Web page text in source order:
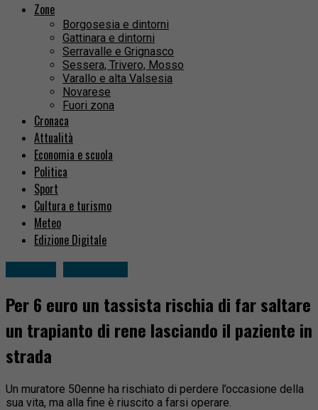
Zone
Borgosesia e dintorni
Gattinara e dintorni
Serravalle e Grignasco
Sessera, Trivero, Mosso
Varallo e alta Valsesia
Novarese
Fuori zona
Cronaca
Attualità
Economia e scuola
Politica
Sport
Cultura e turismo
Meteo
Edizione Digitale
Per 6 euro un tassista rischia di far saltare
un trapianto di rene lasciando il paziente in
strada
Un muratore 50enne ha rischiato di perdere l’occasione della
sua vita, ma alla fine è riuscito a farsi operare.